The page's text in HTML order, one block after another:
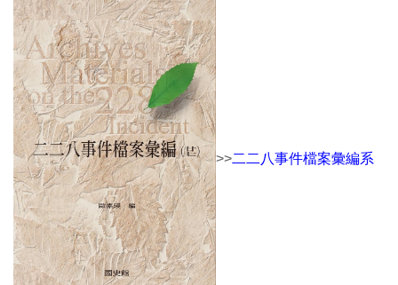
>>二二八事件檔案彙編系